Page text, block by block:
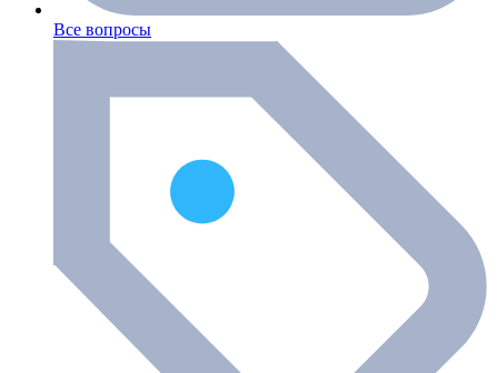
Все вопросы